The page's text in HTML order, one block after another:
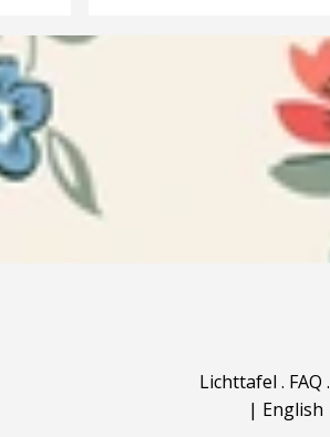
Lichttafel . FAQ .
| English